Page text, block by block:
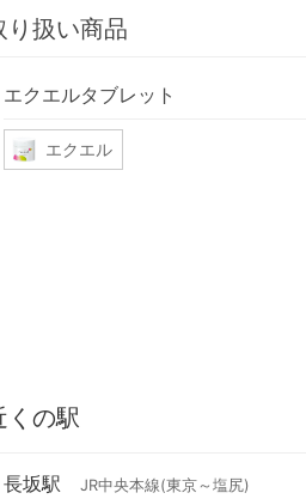
り扱い商品
エクエルタブレット
エクエル
くの駅
長坂駅 JR中央本線(東京～塩尻)